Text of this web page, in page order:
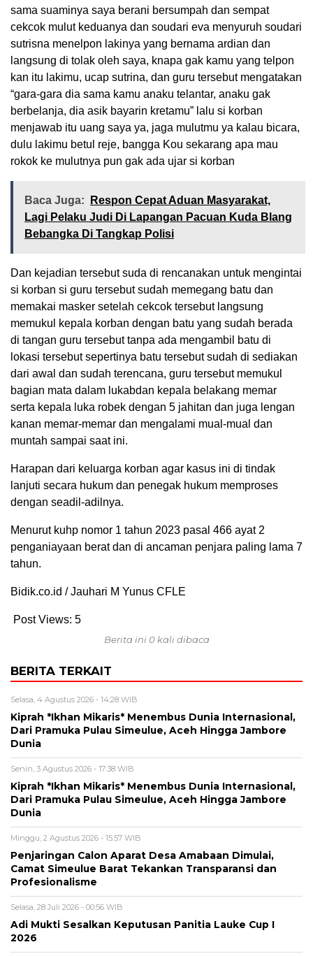
sama suaminya saya berani bersumpah dan sempat
cekcok mulut keduanya dan soudari eva menyuruh soudari
sutrisna menelpon lakinya yang bernama ardian dan
langsung di tolak oleh saya, knapa gak kamu yang telpon
kan itu lakimu, ucap sutrina, dan guru tersebut mengatakan
“gara-gara dia sama kamu anaku telantar, anaku gak
berbelanja, dia asik bayarin kretamu” lalu si korban
menjawab itu uang saya ya, jaga mulutmu ya kalau bicara,
dulu lakimu betul reje, bangga Kou sekarang apa mau
rokok ke mulutnya pun gak ada ujar si korban
Baca Juga:
Respon Cepat Aduan Masyarakat,
Lagi Pelaku Judi Di Lapangan Pacuan Kuda Blang
Bebangka Di Tangkap Polisi
Dan kejadian tersebut suda di rencanakan untuk mengintai
si korban si guru tersebut sudah memegang batu dan
memakai masker setelah cekcok tersebut langsung
memukul kepala korban dengan batu yang sudah berada
di tangan guru tersebut tanpa ada mengambil batu di
lokasi tersebut sepertinya batu tersebut sudah di sediakan
dari awal dan sudah terencana, guru tersebut memukul
bagian mata dalam lukabdan kepala belakang memar
serta kepala luka robek dengan 5 jahitan dan juga lengan
kanan memar-memar dan mengalami mual-mual dan
muntah sampai saat ini.
Harapan dari keluarga korban agar kasus ini di tindak
lanjuti secara hukum dan penegak hukum memproses
dengan seadil-adilnya.
Menurut kuhp nomor 1 tahun 2023 pasal 466 ayat 2
penganiayaan berat dan di ancaman penjara paling lama 7
tahun.
Bidik.co.id / Jauhari M Yunus CFLE
Post Views: 5
Berita ini 0 kali dibaca
BERITA TERKAIT
Selasa, 4 Agustus 2026 - 14:28 WIB
Kiprah *Ikhan Mikaris* Menembus Dunia Internasional,
Dari Pramuka Pulau Simeulue, Aceh Hingga Jambore
Dunia
Senin, 3 Agustus 2026 - 17:38 WIB
Kiprah *Ikhan Mikaris* Menembus Dunia Internasional,
Dari Pramuka Pulau Simeulue, Aceh Hingga Jambore
Dunia
Minggu, 2 Agustus 2026 - 15:57 WIB
Penjaringan Calon Aparat Desa Amabaan Dimulai,
Camat Simeulue Barat Tekankan Transparansi dan
Profesionalisme
Selasa, 28 Juli 2026 - 00:56 WIB
Adi Mukti Sesalkan Keputusan Panitia Lauke Cup I
2026